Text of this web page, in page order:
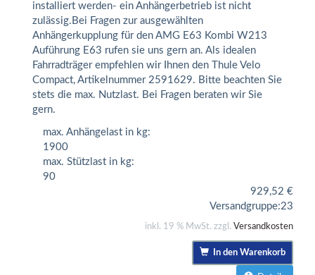
installiert werden- ein Anhängerbetrieb ist nicht
zulässig.Bei Fragen zur ausgewählten
Anhängerkupplung für den AMG E63 Kombi W213
Auführung E63 rufen sie uns gern an. Als idealen
Fahrradträger empfehlen wir Ihnen den Thule Velo
Compact, Artikelnummer 2591629. Bitte beachten Sie
stets die max. Nutzlast. Bei Fragen beraten wir Sie
gern.
max. Anhängelast in kg:
1900
max. Stützlast in kg:
90
929,52 €
Versandgruppe:23
inkl. 19 % MwSt. zzgl. Versandkosten
In den Warenkorb